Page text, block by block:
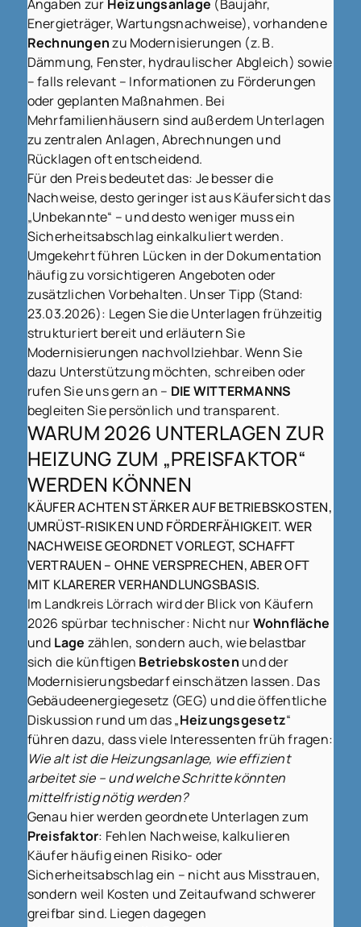
Angaben zur Heizungsanlage (Baujahr,
Energieträger, Wartungsnachweise), vorhandene
Rechnungenzu Modernisierungen (z. B.
Dämmung, Fenster, hydraulischer Abgleich) sowie
– falls relevant – Informationen zu Förderungen
oder geplanten Maßnahmen. Bei
Mehrfamilienhäusern sind außerdem Unterlagen
zu zentralen Anlagen, Abrechnungen und
Rücklagen oft entscheidend.
Für den Preis bedeutet das: Je besser die
Nachweise, desto geringer ist aus Käufersicht das
„Unbekannte“ – und desto weniger muss ein
Sicherheitsabschlag einkalkuliert werden.
Umgekehrt führen Lücken in der Dokumentation
häufig zu vorsichtigeren Angeboten oder
zusätzlichen Vorbehalten. Unser Tipp (Stand:
23.03.2026): Legen Sie die Unterlagen frühzeitig
strukturiert bereit und erläutern Sie
Modernisierungen nachvollziehbar. Wenn Sie
dazu Unterstützung möchten, schreiben oder
rufen Sie uns gern an – DIE WITTERMANNS
begleiten Sie persönlich und transparent.
WARUM 2026 UNTERLAGEN ZUR
HEIZUNG ZUM „PREISFAKTOR“
WERDEN KÖNNEN
KÄUFER ACHTEN STÄRKER AUF BETRIEBSKOSTEN,
UMRÜST-RISIKEN UND FÖRDERFÄHIGKEIT. WER
NACHWEISE GEORDNET VORLEGT, SCHAFFT
VERTRAUEN – OHNE VERSPRECHEN, ABER OFT
MIT KLARERER VERHANDLUNGSBASIS.
Im Landkreis Lörrach wird der Blick von Käufern
2026 spürbar technischer: Nicht nurWohnfläche
und Lage zählen, sondern auch, wie belastbar
sich die künftigen Betriebskosten und der
Modernisierungsbedarf einschätzen lassen. Das
Gebäudeenergiegesetz (GEG) und die öffentliche
Diskussion rund um das „Heizungsgesetz“
führen dazu, dass viele Interessenten früh fragen:
Wie alt ist die Heizungsanlage, wie effizient
arbeitet sie – und welche Schritte könnten
mittelfristig nötig werden?
Genau hier werden geordnete Unterlagen zum
Preisfaktor: Fehlen Nachweise, kalkulieren
Käufer häufig einen Risiko- oder
Sicherheitsabschlag ein – nicht aus Misstrauen,
sondern weil Kosten und Zeitaufwand schwerer
greifbar sind. Liegen dagegen